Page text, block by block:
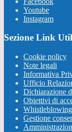
Youtube
Instagram
Sezione Link
Cookie policy
Note legali
Informativa
Ufficio
Dichiarazione
Obiettivi di
Whistleblowing
Gestione